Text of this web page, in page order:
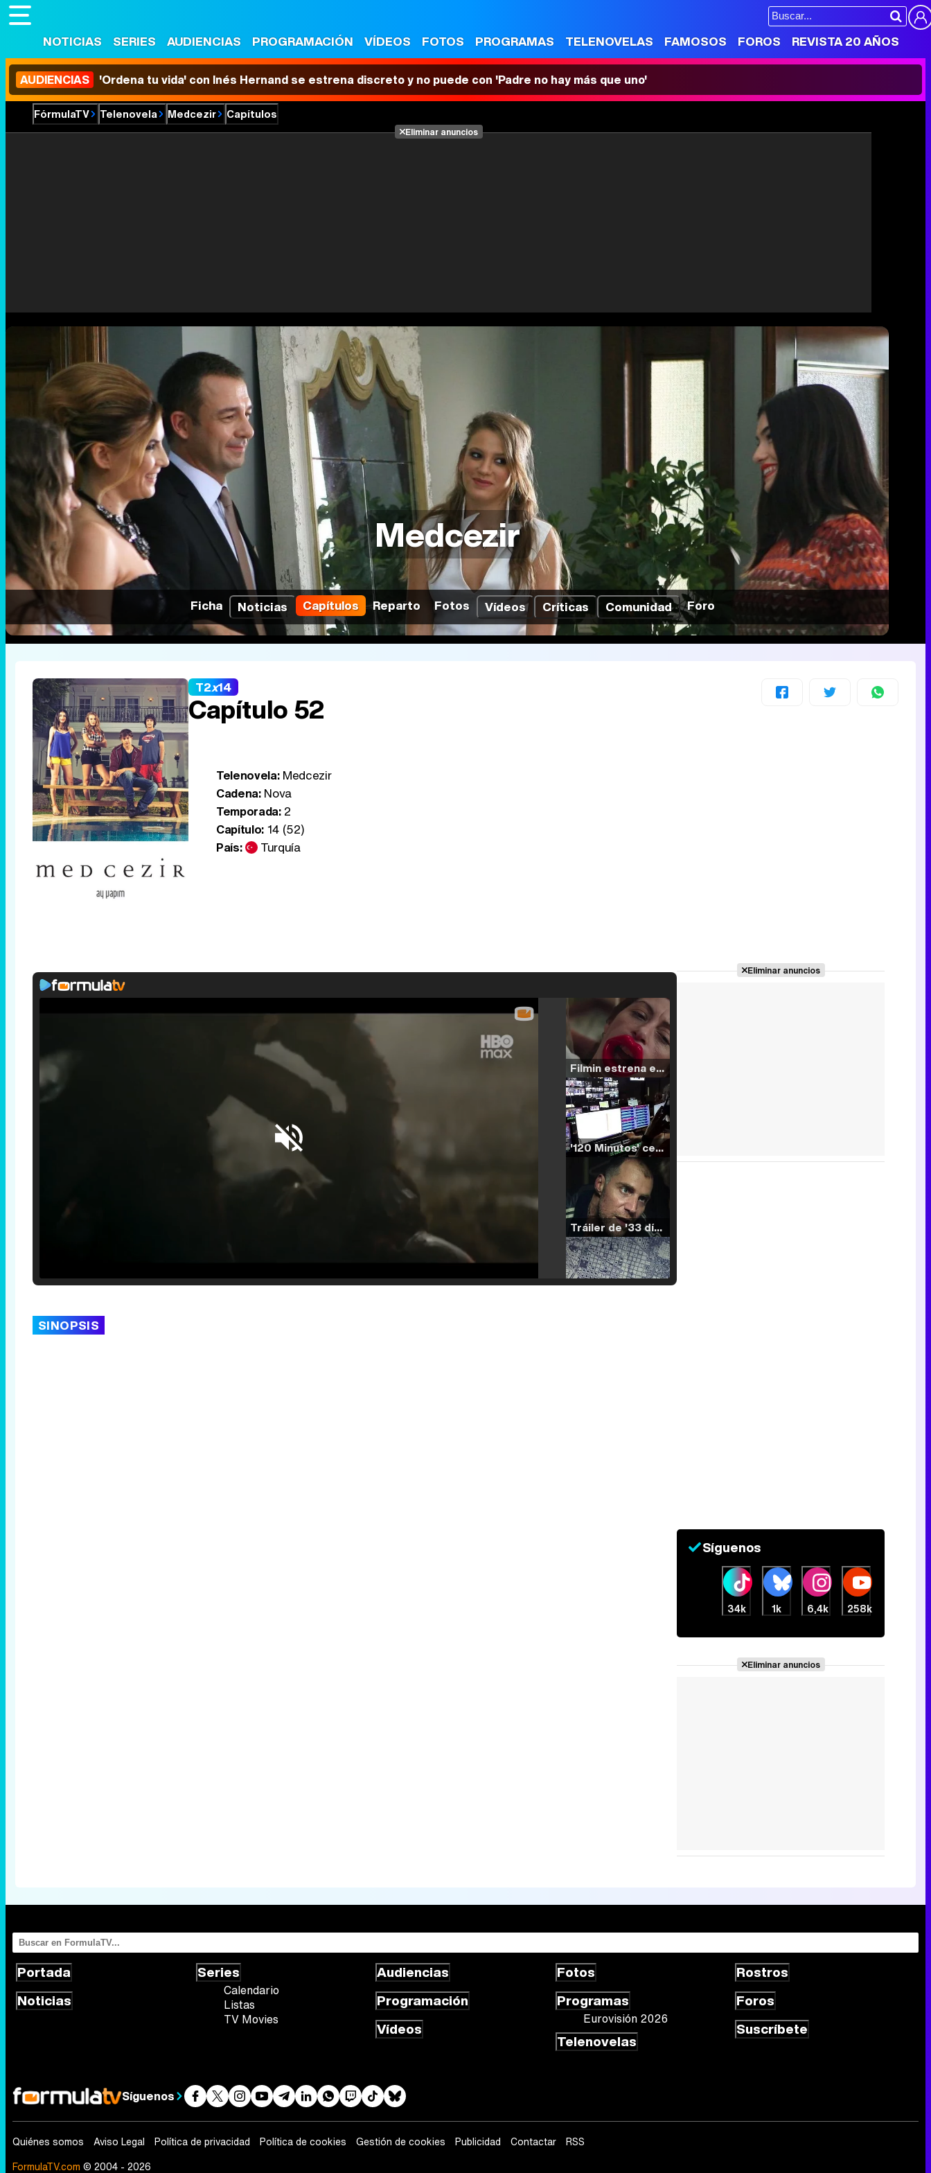
NOTICIAS SERIES AUDIENCIAS PROGRAMACIÓN VÍDEOS FOTOS PROGRAMAS TELENOVELAS FAMOSOS FOROS REVISTA 20 AÑOS
AUDIENCIAS 'Ordena tu vida' con Inés Hernand se estrena discreto y no puede con 'Padre no hay más que uno'
FórmulaTV Telenovela Medcezir Capítulos
Eliminar anuncios
Medcezir
Ficha Noticias Capítulos Reparto Fotos Vídeos Críticas Comunidad Foro
T2x14
Capítulo 52
Telenovela:Medcezir
Cadena:Nova
Temporada:2
Capítulo:14 (52)
País:
Turquía
Filmin estrena el tráiler de 'Millennial Mal', su nueva comedia universitaria de la mano de Lorena Iglesias
'120 Minutos' celebra sus 2.000 programas en Telemadrid con un vídeo del día a día en la redacción
Tráiler de '33 días', la nueva serie de Atresplayer con Julián Villagrán y José Manuel Poga
SINOPSIS
Eliminar anuncios
Síguenos
34k 1k 6,4k 258k
Eliminar anuncios
Portada
Noticias
Series
Calendario
Listas
TV Movies
Audiencias
Programación
Vídeos
Fotos
Programas
Eurovisión 2026
Telenovelas
Rostros
Foros
Suscríbete
Síguenos
Quiénes somos Aviso Legal Política de privacidad Política de cookies Gestión de cookies Publicidad Contactar
RSS
FormulaTV.com © 2004 - 2026